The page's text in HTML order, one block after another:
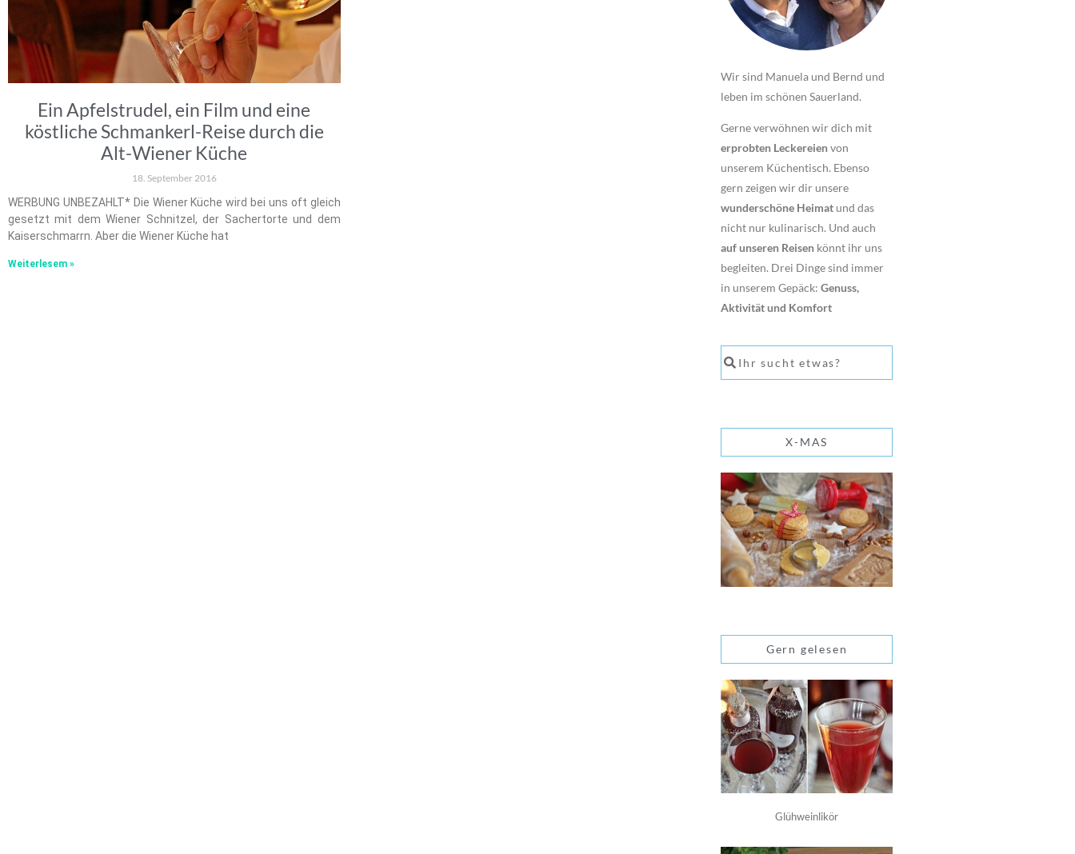
Ein Apfelstrudel, ein Film und eine
köstliche Schmankerl-Reise durch die
Alt-Wiener Küche
18. September 2016
WERBUNG UNBEZAHLT* Die Wiener Küche wird bei uns oft gleich
gesetzt mit dem Wiener Schnitzel, der Sachertorte und dem
Kaiserschmarrn. Aber die Wiener Küche hat
Weiterlesem »
Wir sind Manuela und Bernd und
leben im schönen Sauerland.
Gerne verwöhnen wir dich mit
erprobten Leckereienvon
unserem Küchentisch. Ebenso
gern zeigen wir dir unsere
wunderschöne Heimat und das
nicht nur kulinarisch. Und auch
auf unseren Reisen könnt ihr uns
begleiten. Drei Dinge sind immer
in unserem Gepäck:Genuss,
Aktivität und Komfort
X-MAS
Gern gelesen
Glühweinlikör